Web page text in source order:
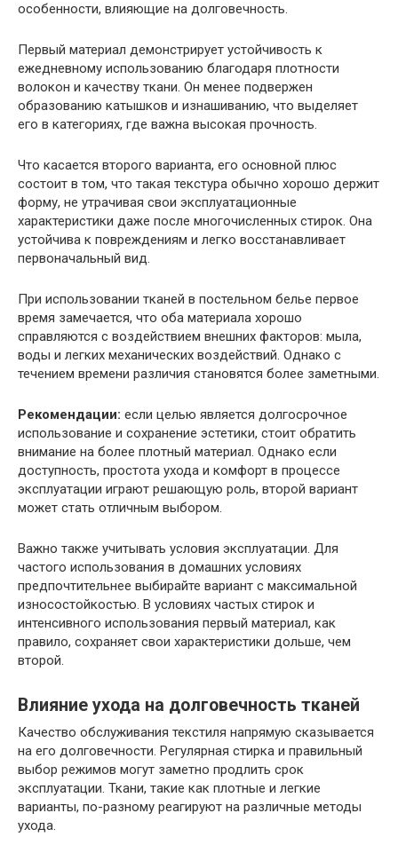
особенности, влияющие на долговечность.
Первый материал демонстрирует устойчивость к
ежедневному использованию благодаря плотности
волокон и качеству ткани. Он менее подвержен
образованию катышков и изнашиванию, что выделяет
его в категориях, где важна высокая прочность.
Что касается второго варианта, его основной плюс
состоит в том, что такая текстура обычно хорошо держит
форму, не утрачивая свои эксплуатационные
характеристики даже после многочисленных стирок. Она
устойчива к повреждениям и легко восстанавливает
первоначальный вид.
При использовании тканей в постельном белье первое
время замечается, что оба материала хорошо
справляются с воздействием внешних факторов: мыла,
воды и легких механических воздействий. Однако с
течением времени различия становятся более заметными.
Рекомендации: если целью является долгосрочное
использование и сохранение эстетики, стоит обратить
внимание на более плотный материал. Однако если
доступность, простота ухода и комфорт в процессе
эксплуатации играют решающую роль, второй вариант
может стать отличным выбором.
Важно также учитывать условия эксплуатации. Для
частого использования в домашних условиях
предпочтительнее выбирайте вариант с максимальной
износостойкостью. В условиях частых стирок и
интенсивного использования первый материал, как
правило, сохраняет свои характеристики дольше, чем
второй.
Влияние ухода на долговечность тканей
Качество обслуживания текстиля напрямую сказывается
на его долговечности. Регулярная стирка и правильный
выбор режимов могут заметно продлить срок
эксплуатации. Ткани, такие как плотные и легкие
варианты, по-разному реагируют на различные методы
ухода.